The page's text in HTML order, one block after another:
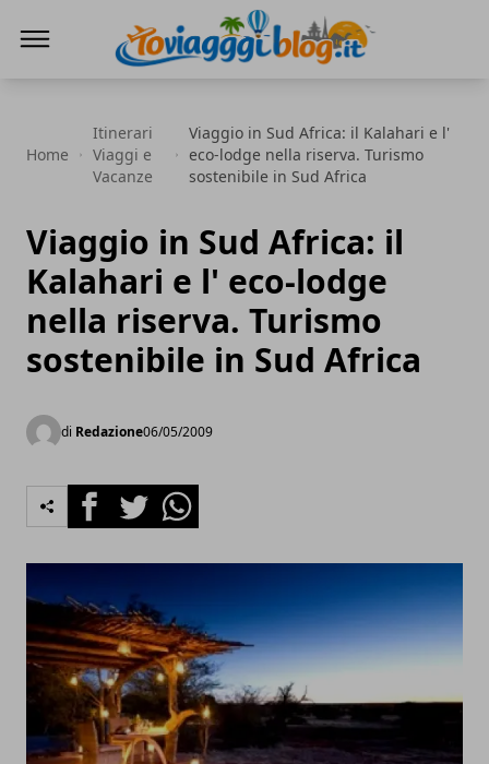
Home
Itinerari
Viaggi e
Vacanze
Viaggio in Sud Africa: il Kalahari e l'
eco-lodge nella riserva. Turismo
sostenibile in Sud Africa
Viaggio in Sud Africa: il
Kalahari e l' eco-lodge
nella riserva. Turismo
sostenibile in Sud Africa
di Redazione06/05/2009
FacebookTwitterWhatsapp